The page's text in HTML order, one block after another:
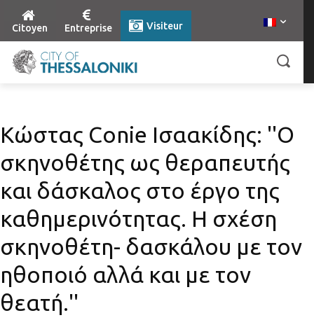
Citoyen Entreprise Visiteur
Κώστας Conie Ισαακίδης: ''Ο
σκηνοθέτης ως θεραπευτής
και δάσκαλος στο έργο της
καθημερινότητας. Η σχέση
σκηνοθέτη- δασκάλου με τον
ηθοποιό αλλά και με τον
θεατή.''